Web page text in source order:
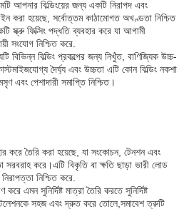
আপনার বিল্ডিংয়ের জন্য একটি নিরাপদ এবং
করা হয়েছে, সর্বোত্তম কাঠামোগত অখণ্ডতা নিশ্চিত
স্ক্রু ফিক্সিং পদ্ধতি ব্যবহার করে যা আগামী
সংযোগ নিশ্চিত করে.
বিভিন্ন বিল্ডিং প্রকল্পের জন্য নিখুঁত, বাণিজ্যিক উচ্চ-
দৈর্ঘ্য এবং উচ্চতা এটি কোন বিল্ডিং নকশা
এবং পেশাদারী সমাপ্তি নিশ্চিত।
করে তৈরি করা হয়েছে, যা সংকোচন, টেনশন এবং
সরবরাহ করে।এটি বিকৃতি বা ক্ষতি ছাড়া ভারী লোড
নিশ্চিত করে.
এমন সুনির্দিষ্ট মাত্রা তৈরি করতে সুনির্দিষ্ট
সহজ এবং দ্রুত করে তোলে,সমাবেশ ত্রুটি